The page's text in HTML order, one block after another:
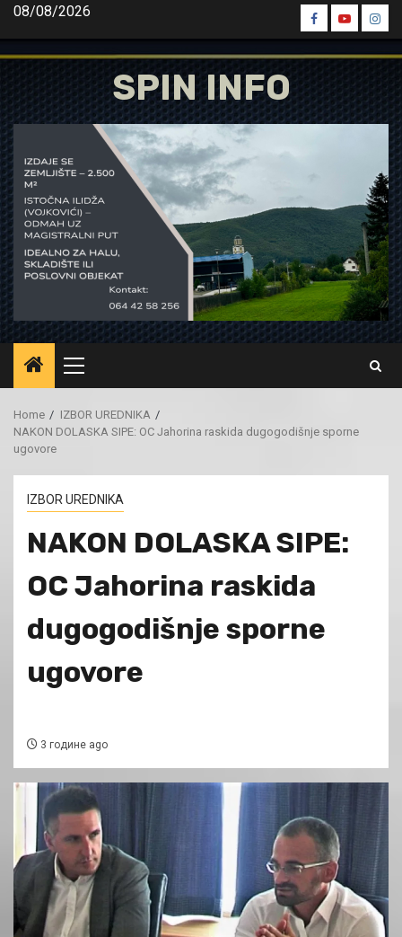
Skip
content
08/08/2026
Spin
Facebook
Spin
Youtube
Spin
SPIN INFO
Primary
Menu
Home
IZBOR UREDNIKA
NAKON DOLASKA SIPE: OC Jahorina raskida dugogodišnje sporne
ugovore
IZBOR UREDNIKA
NAKON DOLASKA SIPE:
OC Jahorina raskida
dugogodišnje sporne
ugovore
3 године ago